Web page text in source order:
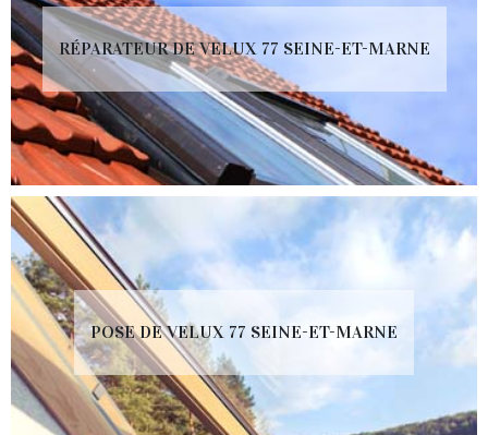
RÉPARATEUR DE VELUX 77 SEINE-ET-MARNE
POSE DE VELUX 77 SEINE-ET-MARNE